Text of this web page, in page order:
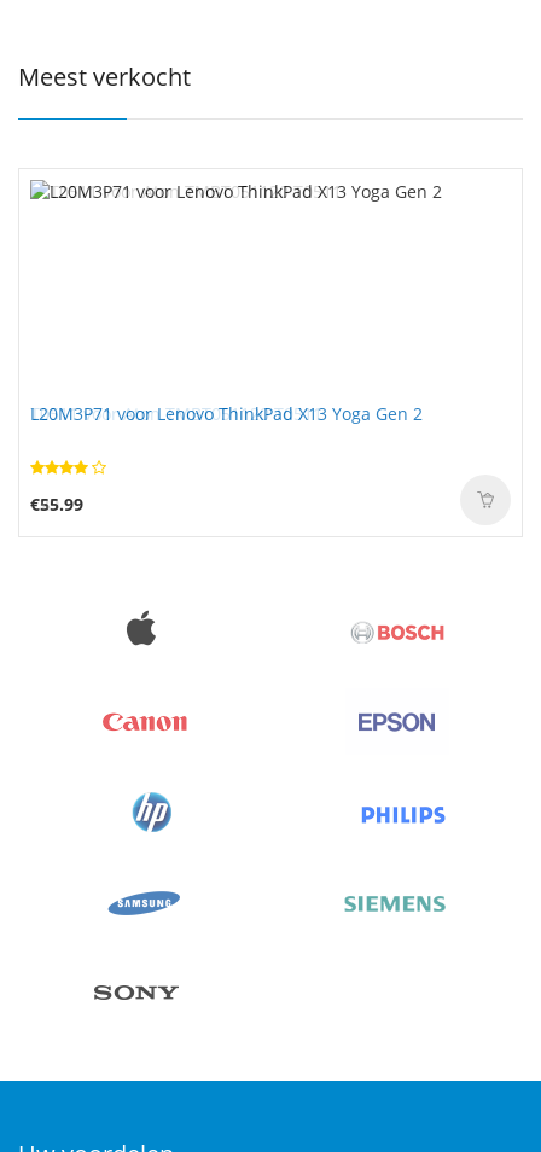
Meest verkocht
L20M3P71 voor Lenovo ThinkPad X13 Yoga Gen 2
€55.99